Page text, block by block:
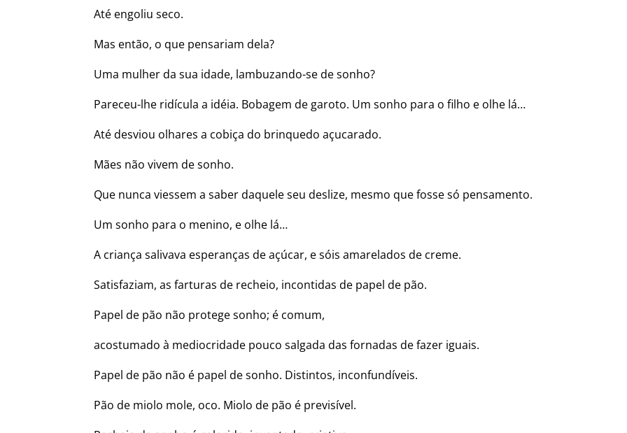
Até engoliu seco.
Mas então, o que pensariam dela?
Uma mulher da sua idade, lambuzando-se de sonho?
Pareceu-lhe ridícula a idéia. Bobagem de garoto. Um sonho para o filho e olhe lá…
Até desviou olhares a cobiça do brinquedo açucarado.
Mães não vivem de sonho.
Que nunca viessem a saber daquele seu deslize, mesmo que fosse só pensamento.
Um sonho para o menino, e olhe lá…
A criança salivava esperanças de açúcar, e sóis amarelados de creme.
Satisfaziam, as farturas de recheio, incontidas de papel de pão.
Papel de pão não protege sonho; é comum,
acostumado à mediocridade pouco salgada das fornadas de fazer iguais.
Papel de pão não é papel de sonho. Distintos, inconfundíveis.
Pão de miolo mole, oco. Miolo de pão é previsível.